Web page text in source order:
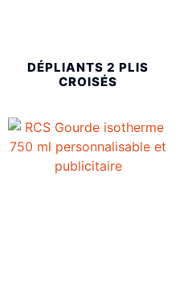
DÉPLIANTS 2 PLIS
CROISÉS